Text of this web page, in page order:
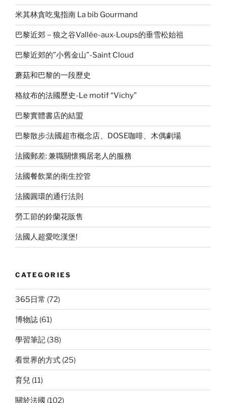
米其林貪吃鬼指南 La bib Gourmand
巴黎近郊－狼之谷Vallée-aux-Loups的垂雪松始祖
巴黎近郊的”小舊金山”-Saint Cloud
蘑菇和巴黎的一段歷史
格紋布的法國歷史-Le motif “Vichy”
巴黎實體書店的結盟
巴黎散步:法國超市概念店、DOSE咖啡、木偶劇場
法國郵差: 兼職關懷獨居老人的服務
法國餐飲業的衛生控管
法國圓環的通行法則
勞工節的鈴蘭花販售
法國人超愛吃漢堡!
CATEGORIES
365日常 (72)
博物誌 (61)
學習筆記 (38)
看世界的方式 (25)
育兒 (11)
關於法國 (102)